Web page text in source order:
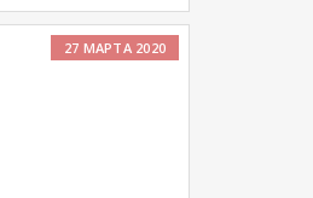
27 МАРТА 2020